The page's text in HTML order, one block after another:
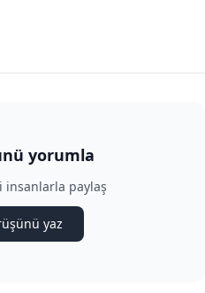
yorumla
insanlarla paylaş
yaz